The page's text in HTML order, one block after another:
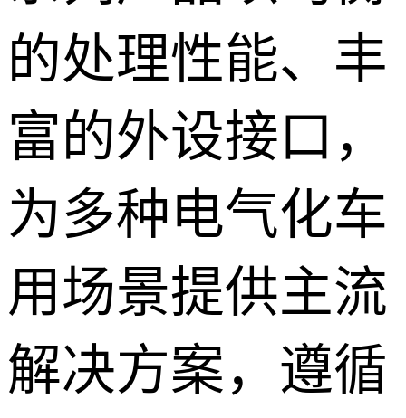
的处理性能、丰
富的外设接口，
为多种电气化车
用场景提供主流
解决方案，遵循